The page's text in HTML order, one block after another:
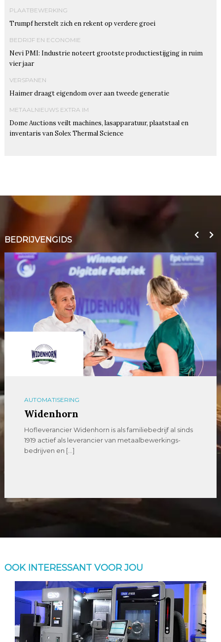
PLAATBEWERKING
Trumpf herstelt zich en rekent op verdere groei
BEDRIJF EN ECONOMIE
Nevi PMI: Industrie noteert grootste productiestijging in ruim
vier jaar
VERSPANEN
Haimer draagt eigendom over aan tweede generatie
METAALNIEUWS EXTRA IM
Dome Auctions veilt machines, lasapparatuur, plaatstaal en
inventaris van Solex Thermal Science
BEDRIJVENGIDS
AUTOMATISERING
Widenhorn
Hofleverancier Widenhorn is als familiebedrijf al sinds
1919 actief als leverancier van metaalbewerkings-
bedrijven en […]
OOK INTERESSANT VOOR JOU